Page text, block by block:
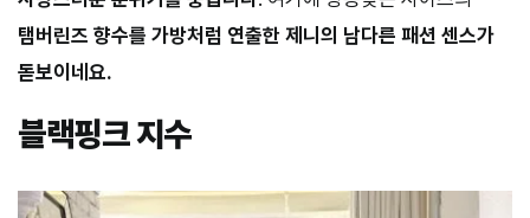
탬버린즈 향수를 가방처럼 연출한 제니의 남다른 패션 센스가
돋보이네요.
블랙핑크 지수